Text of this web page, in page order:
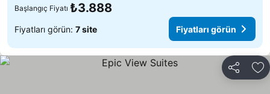
Başlangıç Fiyatı ₺3.888
Fiyatları görün: 7 site Fiyatları görün
Paylaş